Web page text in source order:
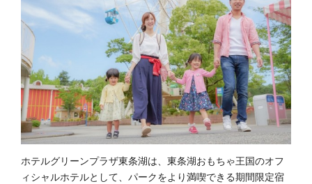
ホテルグリーンプラザ東条湖は、東条湖おもちゃ王国のオフ
ィシャルホテルとして、パークをより満喫できる期間限定宿